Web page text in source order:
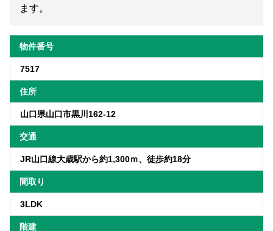
ます。
物件番号
7517
住所
山口県山口市黒川162-12
交通
JR山口線大歳駅から約1,300ｍ、徒歩約18分
間取り
3LDK
階建